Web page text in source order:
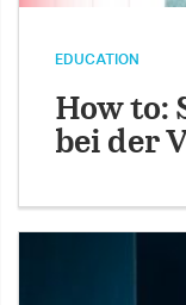
EDUCATION
How to:
bei der